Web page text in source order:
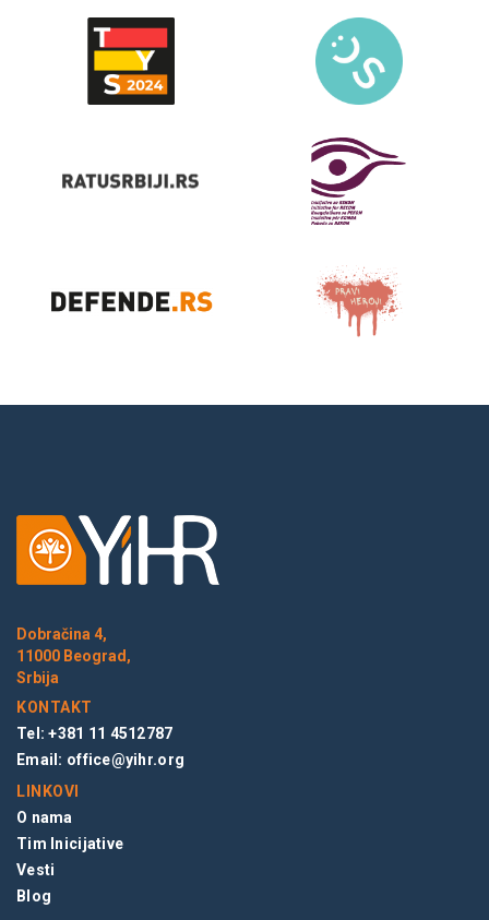
Dobračina 4,
11000 Beograd,
Srbija
KONTAKT
Tel: +381 11 4512787
Email: office@yihr.org
LINKOVI
O nama
Tim Inicijative
Vesti
Blog